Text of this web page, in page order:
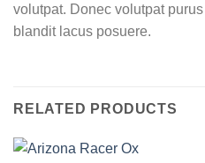
volutpat. Donec volutpat
blandit lacus posuere.
RELATED PRODUCTS